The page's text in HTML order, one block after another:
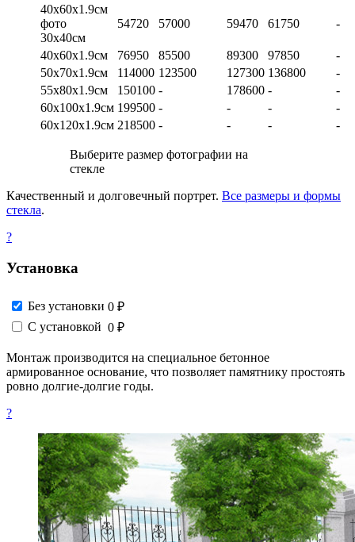
40х60х1.9см
фото
30х40см
54720 57000 59470 61750 -
40х60х1.9см 76950 85500 89300 97850
-
50х70х1.9см
114000 123500 127300 136800
-
55х80х1.9см
150100 - 178600 -
-
60х100х1.9см 199500 - - -
-
60х120х1.9см 218500 - - - -
Выберите размер фотографии на
стекле
Качественный и долговечный портрет. Все размеры и формы
стекла.
?
Установка
Без установки 0 ₽
С установкой 0 ₽
Монтаж производится на специальное бетонное
армированное основание, что позволяет памятнику простоять
ровно долгие-долгие годы.
?